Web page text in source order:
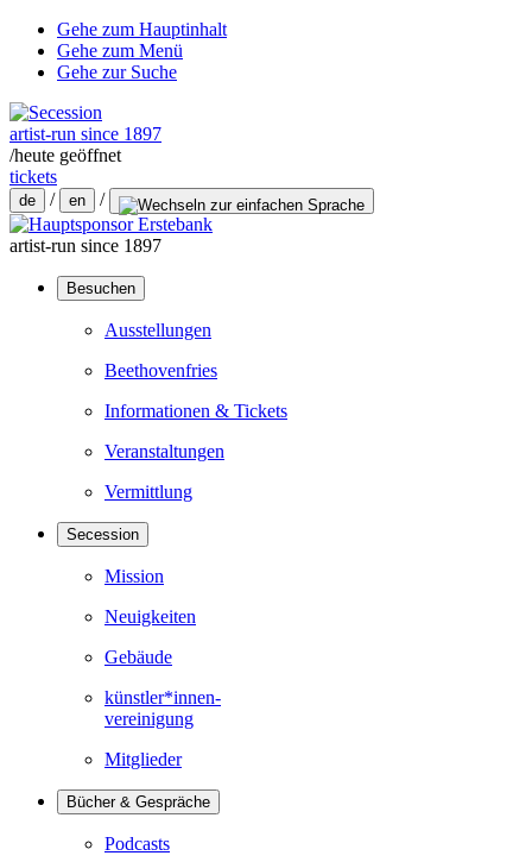
Gehe zum Hauptinhalt
Gehe zum Menü
Gehe zur Suche
artist-run since 1897
/heute geöffnet
tickets
de / en /
artist-run since 1897
Besuchen
Ausstellungen
Beethovenfries
Informationen & Tickets
Veranstaltungen
Vermittlung
Secession
Mission
Neuigkeiten
Gebäude
künstler*innen-
vereinigung
Mitglieder
Bücher & Gespräche
Podcasts